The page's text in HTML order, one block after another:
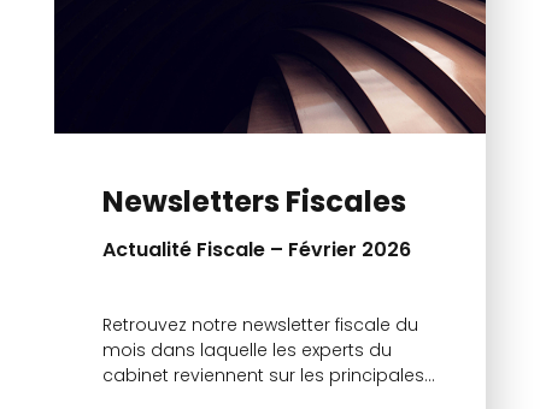
Newsletters Fiscales
Actualité Fiscale – Février 2026
Retrouvez notre newsletter fiscale du
mois dans laquelle les experts du
cabinet reviennent sur les principales